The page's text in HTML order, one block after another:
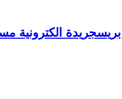
الكترونية